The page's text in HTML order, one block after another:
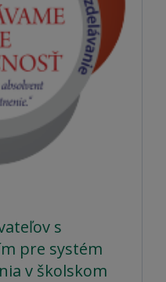
s
pre systém
v školskom